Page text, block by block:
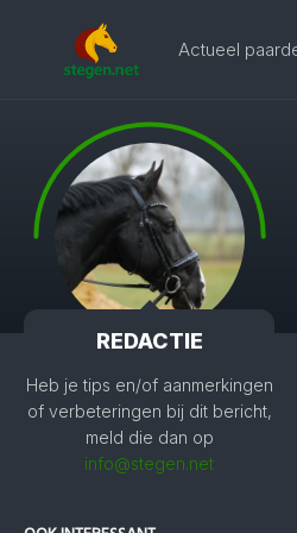
Actueel
REDACTIE
Heb je tips en/of aanmerkingen
of verbeteringen bij dit bericht,
meld die dan op
info@stegen.net